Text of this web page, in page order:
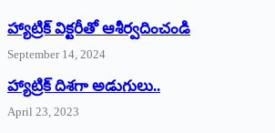
హ్యాట్రిక్‌ ‌విక్టరీతో ఆశీర్వదించండి
September 14, 2024
‌హ్యాట్రిక్‌ ‌దిశగా అడుగులు..
April 23, 2023